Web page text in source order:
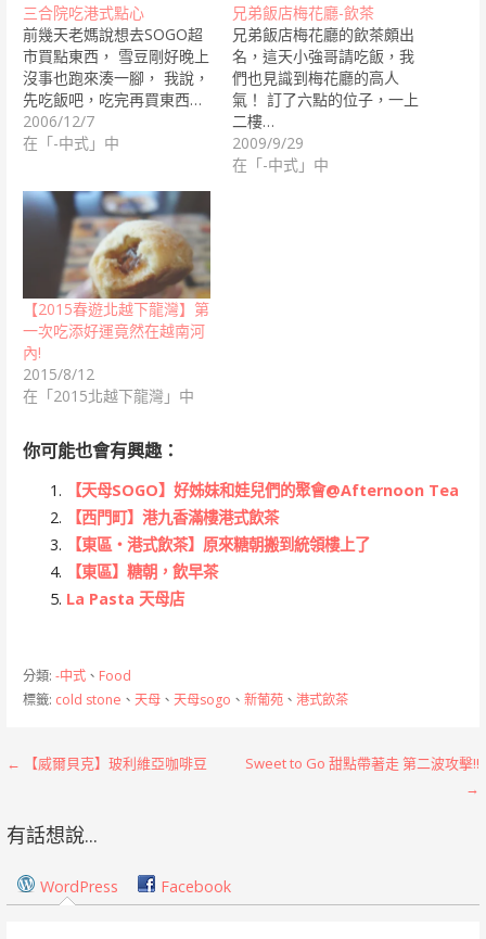
三合院吃港式點心
前幾天老媽說想去SOGO超
市買點東西， 雪豆剛好晚上
沒事也跑來湊一腳， 我說，
先吃飯吧，吃完再買東西…
2006/12/7
在「-中式」中
兄弟飯店梅花廳-飲茶
兄弟飯店梅花廳的飲茶頗出
名，這天小強哥請吃飯，我
們也見識到梅花廳的高人
氣！ 訂了六點的位子，一上
二樓…
2009/9/29
在「-中式」中
【2015春遊北越下龍灣】第
一次吃添好運竟然在越南河
內!
2015/8/12
在「2015北越下龍灣」中
你可能也會有興趣：
【天母SOGO】好姊妹和娃兒們的聚會@Afternoon Tea
【西門町】港九香滿樓港式飲茶
【東區‧港式飲茶】原來糖朝搬到統領樓上了
【東區】糖朝，飲早茶
La Pasta 天母店
分類: -中式、 Food
標籤: cold stone 、 天母、 天母sogo 、 新葡苑、 港式飲茶
文
導
覽
← 【威爾貝克】玻利維亞咖啡豆
Sweet to Go 甜點帶著走 第二波攻擊!!
→
有話想說...
WordPress Facebook